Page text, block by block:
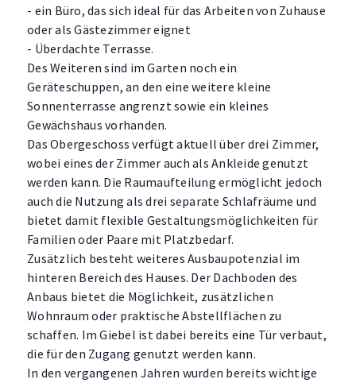
- ein Büro, das sich ideal für das Arbeiten von Zuhause
oder als Gästezimmer eignet
- Überdachte Terrasse.
Des Weiteren sind im Garten noch ein
Geräteschuppen, an den eine weitere kleine
Sonnenterrasse angrenzt sowie ein kleines
Gewächshaus vorhanden.
Das Obergeschoss verfügt aktuell über drei Zimmer,
wobei eines der Zimmer auch als Ankleide genutzt
werden kann. Die Raumaufteilung ermöglicht jedoch
auch die Nutzung als drei separate Schlafräume und
bietet damit flexible Gestaltungsmöglichkeiten für
Familien oder Paare mit Platzbedarf.
Zusätzlich besteht weiteres Ausbaupotenzial im
hinteren Bereich des Hauses. Der Dachboden des
Anbaus bietet die Möglichkeit, zusätzlichen
Wohnraum oder praktische Abstellflächen zu
schaffen. Im Giebel ist dabei bereits eine Tür verbaut,
die für den Zugang genutzt werden kann.
In den vergangenen Jahren wurden bereits wichtige